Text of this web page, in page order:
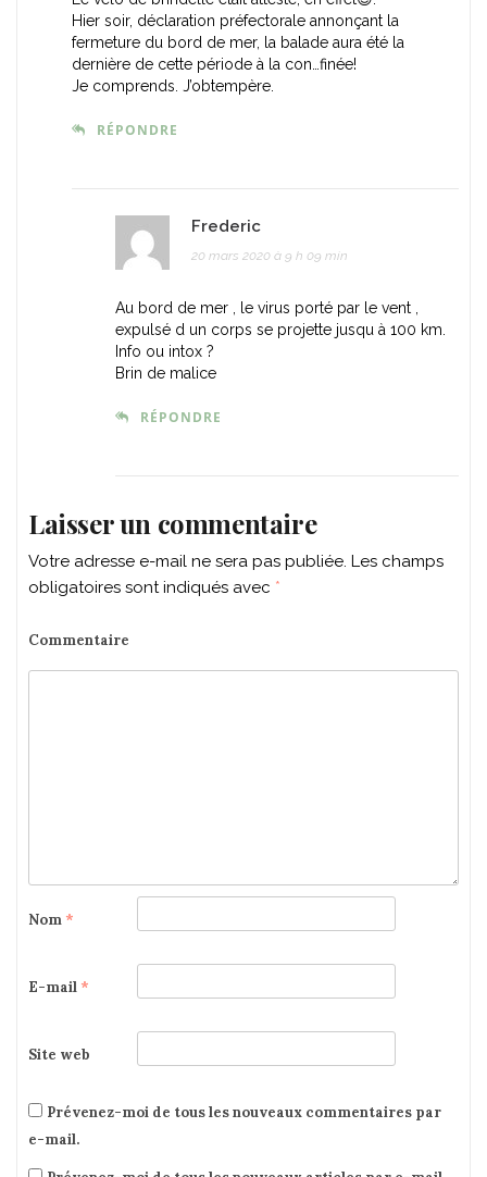
Hier soir, déclaration préfectorale annonçant la
fermeture du bord de mer, la balade aura été la
dernière de cette période à la con…finée!
Je comprends. J’obtempère.
RÉPONDRE
Frederic
20 mars 2020 à 9 h 09 min
Au bord de mer , le virus porté par le vent ,
expulsé d un corps se projette jusqu à 100 km.
Info ou intox ?
Brin de malice
RÉPONDRE
Laisser un commentaire
Votre adresse e-mail ne sera pas publiée. Les champs
obligatoires sont indiqués avec *
Commentaire
Nom *
E-mail *
Site web
Prévenez-moi de tous les nouveaux commentaires par
e-mail.